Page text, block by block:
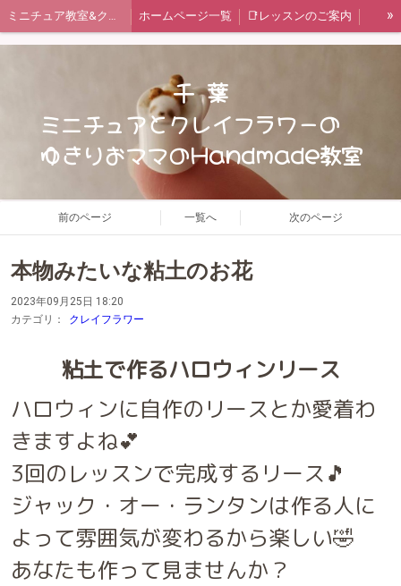
ミニチュア教室&クレイフラワー教室 ホームページ一覧 📑レッスンのご案内
ご予約状況カレンダー
Miniature Clay Claft 講座
タイアップ企画
クレイフラワー上級編 作品集 😊体験画像コーナー
📋️ゆきりお通信 生徒様のお声Part1
基礎科 Ⅰ ④キッチン 基礎科 Ⅱ ⑤お皿 基礎科 Ⅱ ⑥おもちゃ
基礎科 Ⅱ ⑦お花 卒業作品 ⑧パッチワーク 体験レッスン
師範科 食品
Chocolat*field監修 3dayレッスン 【四季を彩る和スイーツ】 Chocolat*field監修 皮むきバナナとクレープ
Chocolat*field監修「ハワイアン・パイナップルカフェ」 日本ミニチュアフード協会 体験レッスン
１day ミニチュア チューリップ🌷 1day幸せの四つ葉のクローバー作り
１day 粘土で出きる金木犀
»
千 葉
ミニチュアとクレイフラワーの
ゆきりおママのHandmade教室
前のページ 一覧へ 次のページ
本物みたいな粘土のお花
2023年09月25日 18:20
カテゴリ：
クレイフラワー
粘土で作るハロウィンリース
ハロウィンに自作のリースとか愛着わ
きますよね💕
3回のレッスンで完成するリース🎵
ジャック・オー・ランタンは作る人に
よって雰囲気が変わるから楽しい🤣
あなたも作って見ませんか？